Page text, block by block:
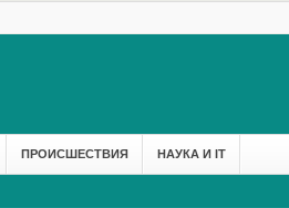
ПРОИСШЕСТВИЯ НАУКА И IT